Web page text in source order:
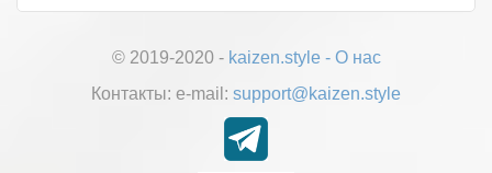
© 2019-2020 - kaizen.style- О нас
Контакты: е-mail: support@kaizen.style